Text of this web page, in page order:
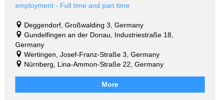
employment - Full time and part time
Deggendorf, Großwalding 3, Germany
Gundelfingen an der Donau, Industriestraße 18,
Germany
Wertingen, Josef-Franz-Straße 3, Germany
Nürnberg, Lina-Ammon-Straße 22, Germany
More